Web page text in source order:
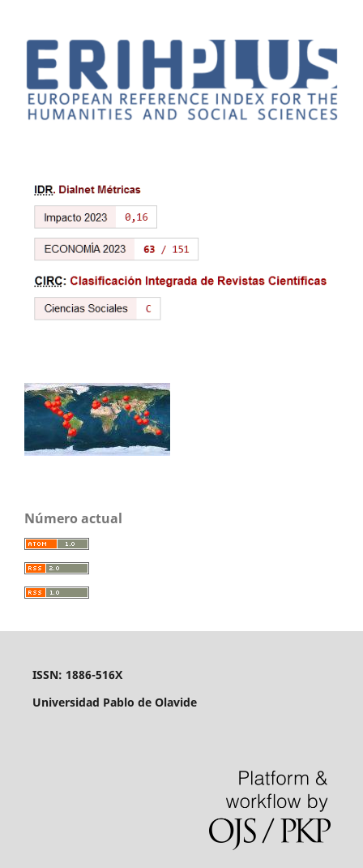
Número actual
ISSN: 1886-516X
Universidad Pablo de Olavide